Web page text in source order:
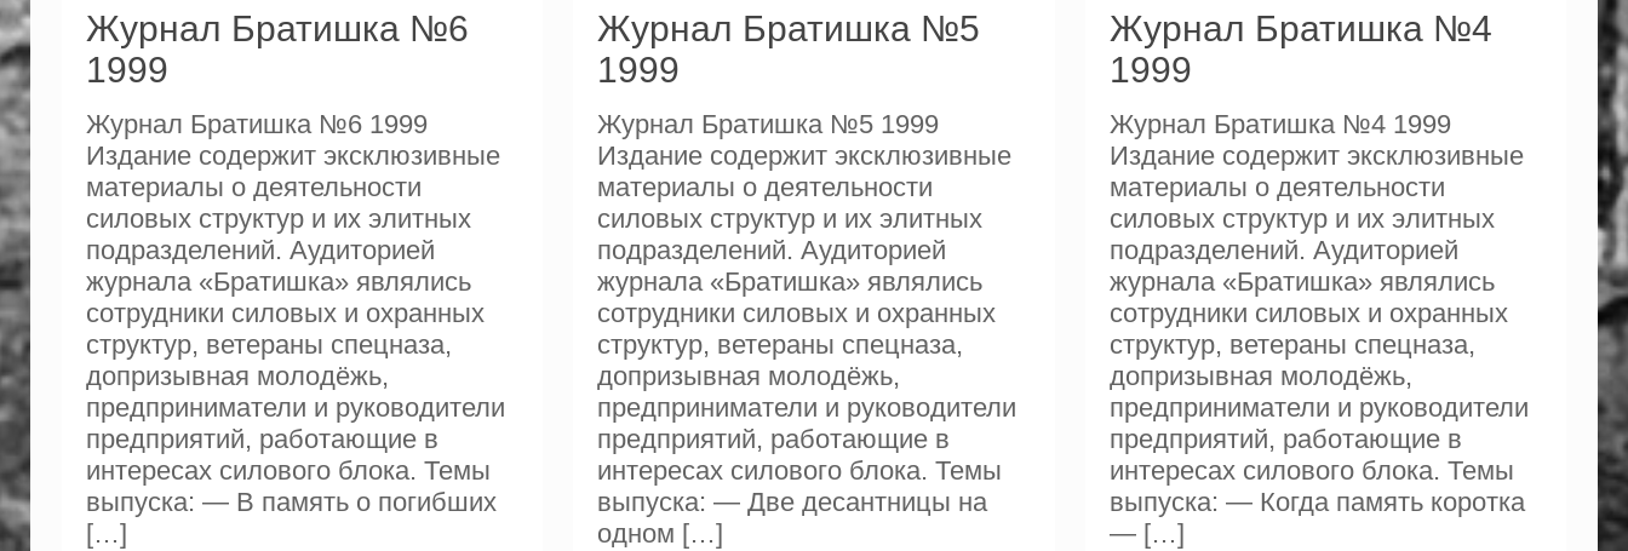
Журнал Братишка №6
1999
Журнал Братишка №6 1999
Издание содержит эксклюзивные
материалы о деятельности
силовых структур и их элитных
подразделений. Аудиторией
журнала «Братишка» являлись
сотрудники силовых и охранных
структур, ветераны спецназа,
допризывная молодёжь,
предприниматели и руководители
предприятий, работающие в
интересах силового блока. Темы
выпуска: — В память о погибших
[…]
Журнал Братишка №5
1999
Журнал Братишка №5 1999
Издание содержит эксклюзивные
материалы о деятельности
силовых структур и их элитных
подразделений. Аудиторией
журнала «Братишка» являлись
сотрудники силовых и охранных
структур, ветераны спецназа,
допризывная молодёжь,
предприниматели и руководители
предприятий, работающие в
интересах силового блока. Темы
выпуска: — Две десантницы на
одном […]
Журнал Братишка №4
1999
Журнал Братишка №4 1999
Издание содержит эксклюзивные
материалы о деятельности
силовых структур и их элитных
подразделений. Аудиторией
журнала «Братишка» являлись
сотрудники силовых и охранных
структур, ветераны спецназа,
допризывная молодёжь,
предприниматели и руководители
предприятий, работающие в
интересах силового блока. Темы
выпуска: — Когда память коротка
—[…]